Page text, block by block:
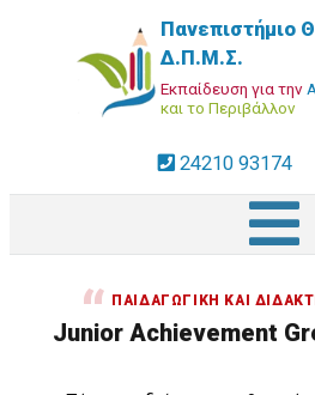
Πανεπιστήμιο
Δ.Π.Μ.Σ.
Εκπαίδευση για την
και το Περιβάλλον
fa-
square
dropdown
24210 93174
ΠΑΙΔΑΓΩΓΙΚΉ ΚΑΙ
Junior Achievement